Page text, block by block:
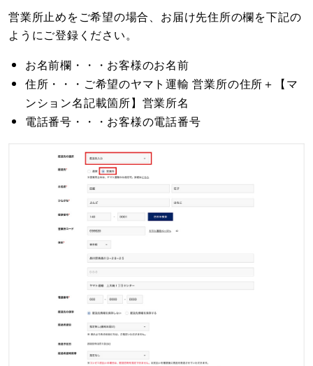
営業所止めをご希望の場合、お届け先住所の欄を下記の
ようにご登録ください。
お名前欄・・・お客様のお名前
住所・・・ご希望のヤマト運輸 営業所の住所＋【マ
ンション名記載箇所】営業所名
電話番号・・・お客様の電話番号